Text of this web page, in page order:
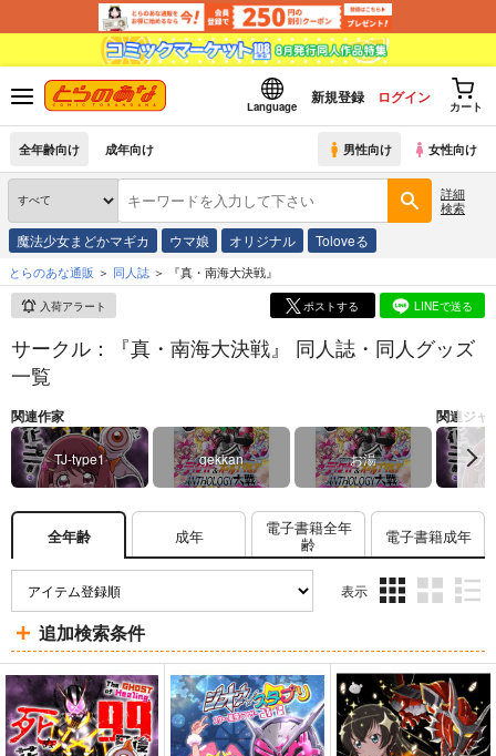
Language
新規登録 ログイン
カート
全年齢向け 成年向け 男性向け 女性向け
詳細
検索
魔法少女まどかマギカ ウマ娘 オリジナル Toloveる
とらのあな通販 同人誌 『真・南海大決戦』
入荷アラート ポストする LINEで送る
サークル：『真・南海大決戦』 同人誌・同人グッズ
一覧
関連作家
TJ-type1 gekkan お湯
関連ジャ
プ
全年齢 成年 電子書籍全年
齢 電子書籍成年
表示
ム
表
示
ム
表
示
ム
表
示
追加検索条件